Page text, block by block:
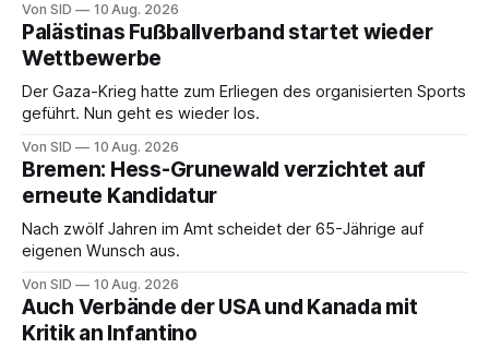
Von SID 10 Aug. 2026
Palästinas Fußballverband startet wieder
Wettbewerbe
Der Gaza-Krieg hatte zum Erliegen des organisierten Sports
geführt. Nun geht es wieder los.
Von SID 10 Aug. 2026
Bremen: Hess-Grunewald verzichtet auf
erneute Kandidatur
Nach zwölf Jahren im Amt scheidet der 65-Jährige auf
eigenen Wunsch aus.
Von SID 10 Aug. 2026
Auch Verbände der USA und Kanada mit
Kritik an Infantino